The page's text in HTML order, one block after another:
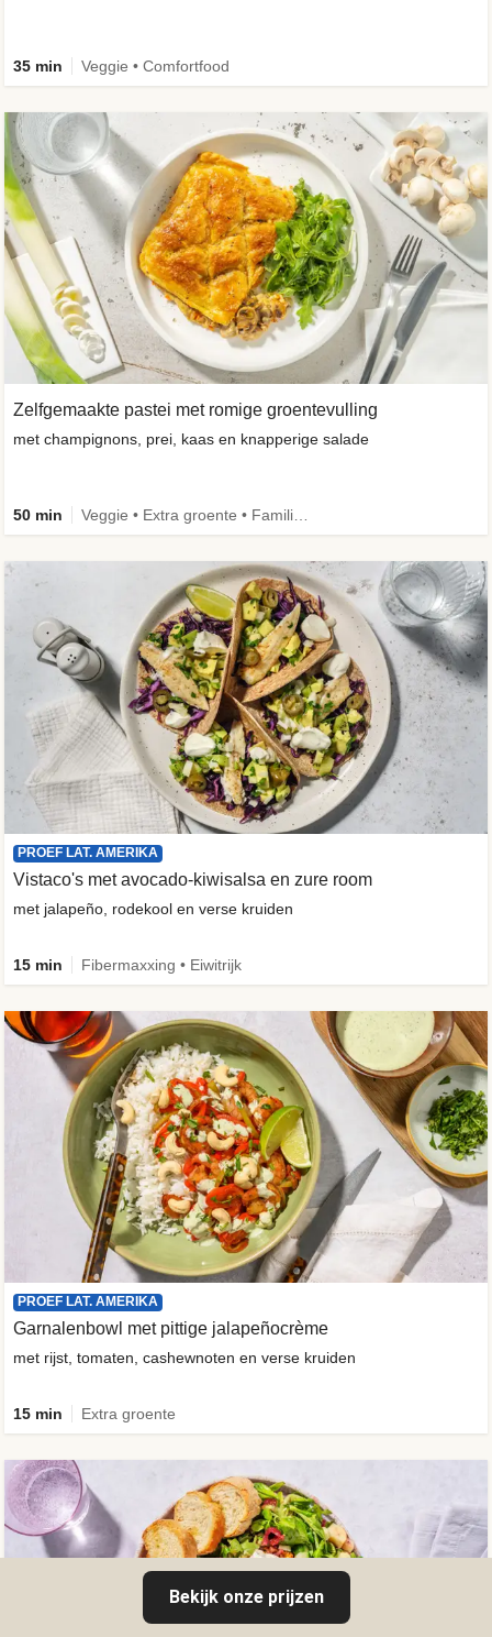
35 min Veggie • Comfortfood
Zelfgemaakte pastei met romige groentevulling
met champignons, prei, kaas en knapperige salade
50 min
PROEF LAT. AMERIKA
Vistaco's met avocado-kiwisalsa en zure room
met jalapeño, rodekool en verse kruiden
15 min Fibermaxxing • Eiwitrijk
PROEF LAT. AMERIKA
Garnalenbowl met pittige jalapeñocrème
met rijst, tomaten, cashewnoten en verse kruiden
15 min Extra groente
Bekijk onze prijzen